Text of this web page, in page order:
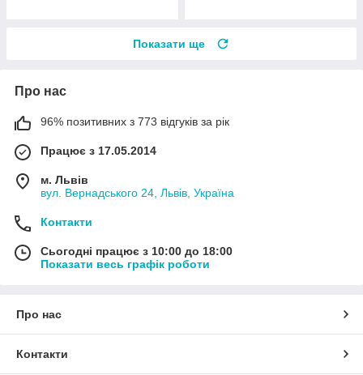
Показати ще
Про нас
96% позитивних з 773 відгуків за рік
Працює з 17.05.2014
м. Львів
вул. Вернадського 24, Львів, Україна
Контакти
Сьогодні працює з 10:00 до 18:00
Показати весь графік роботи
Про нас
Контакти